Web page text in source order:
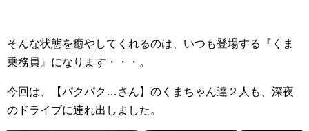
そんな状態を癒やしてくれるのは、いつも登場する『くま
乗務員』になります・・・。
今回は、【パクパク…さん】のくまちゃん達２人も、深夜
のドライブに連れ出しました。